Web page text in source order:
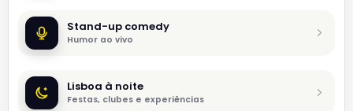
Stand-up comedy
Humor ao vivo
Lisboa à noite
Festas, clubes e experiências